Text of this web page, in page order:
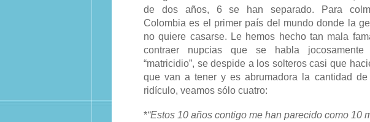
de dos años, 6 se han separado. Para
Colombia es el primer país del mundo donde la
no quiere casarse. Le hemos hecho tan mala
contraer nupcias que se habla jocosamente
“matricidio”, se despide a los solteros casi que
que van a tener y es abrumadora la cantidad
ridículo, veamos sólo cuatro:
*“Estos 10 años contigo me han parecido como 10